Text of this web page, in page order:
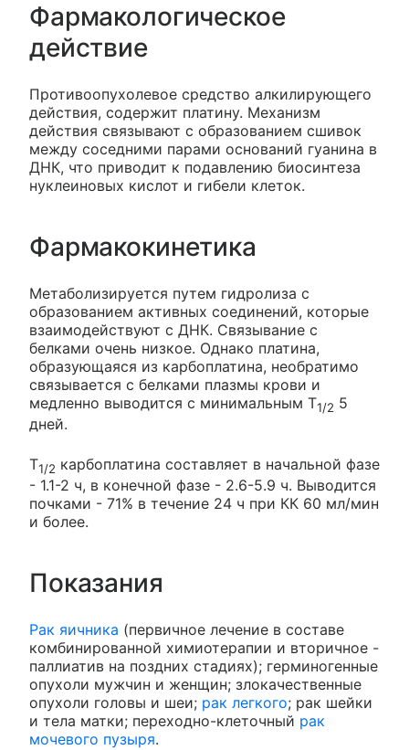
Фармакологическое
действие
Противоопухолевое средство алкилирующего
действия, содержит платину. Механизм
действия связывают с образованием сшивок
между соседними парами оснований гуанина в
ДНК, что приводит к подавлению биосинтеза
нуклеиновых кислот и гибели клеток.
Фармакокинетика
Метаболизируется путем гидролиза с
образованием активных соединений, которые
взаимодействуют с ДНК. Связывание с
белками очень низкое. Однако платина,
образующаяся из карбоплатина, необратимо
связывается с белками плазмы крови и
медленно выводится с минимальным T1/2 5
дней.
T1/2 карбоплатина составляет в начальной фазе
- 1.1-2 ч, в конечной фазе - 2.6-5.9 ч. Выводится
почками - 71% в течение 24 ч при КК 60 мл/мин
и более.
Показания
Рак яичника (первичное лечение в составе
комбинированной химиотерапии и вторичное -
паллиатив на поздних стадиях); герминогенные
опухоли мужчин и женщин; злокачественные
опухоли головы и шеи; рак легкого; рак шейки
и тела матки; переходно-клеточный рак
мочевого пузыря.